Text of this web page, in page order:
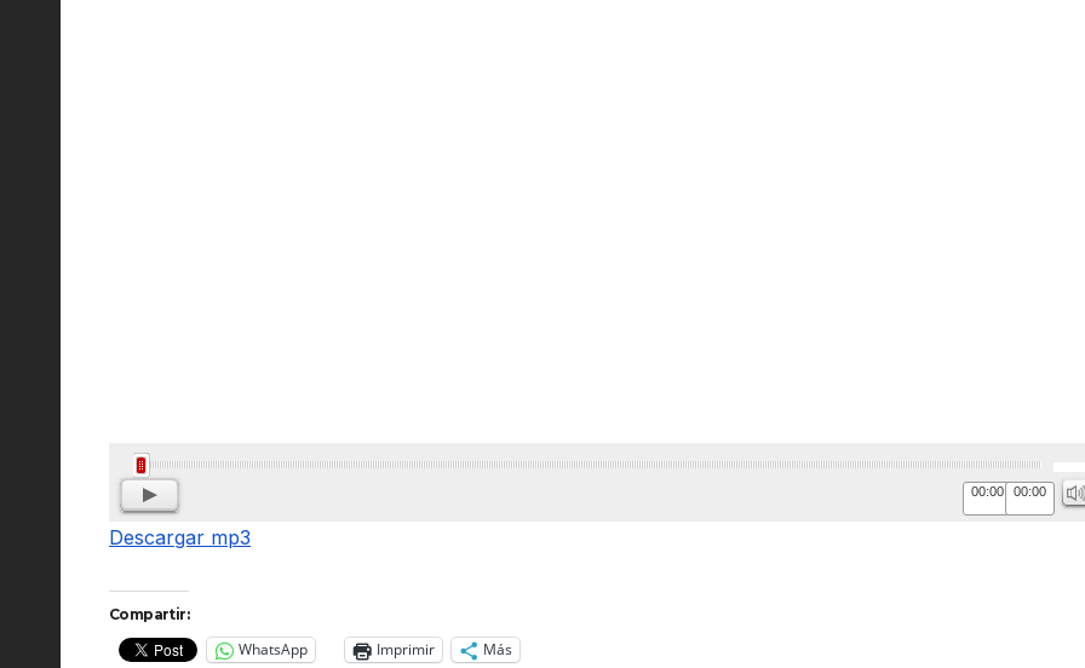
Reproductor
de
audio
00:00 00:00 las
Descargar mp3
Compartir:
WhatsApp Imprimir Más